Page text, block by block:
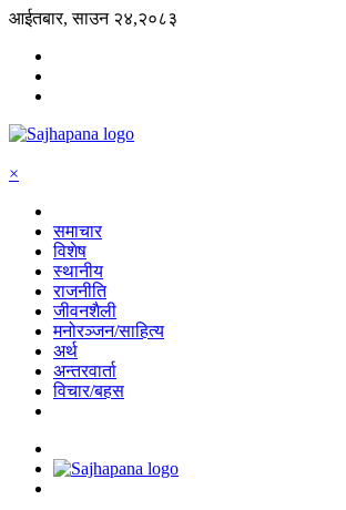
आईतबार, साउन २४,२०८३
×
समाचार
विशेष
स्थानीय
राजनीति
जीवनशैली
मनोरञ्जन/साहित्य
अर्थ
अन्तरवार्ता
विचार/बहस